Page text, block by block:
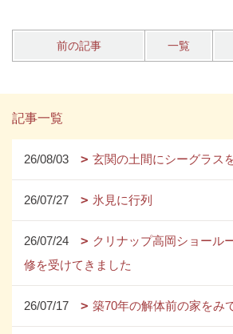
前の記事 一覧
記事一覧
26/08/03 玄関の土間にシーグラス
26/07/27 氷見に行列
26/07/24
クリナップ高岡ショール
修を受けてきました
26/07/17 築70年の解体前の家をみ